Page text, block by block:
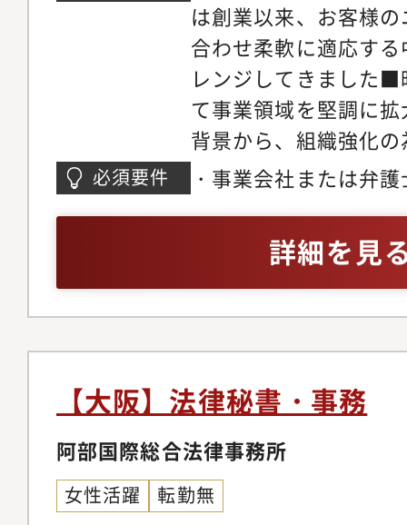
グループの幅広い商
経験する機会もあり
プログラムなどが充
修、海外留学制度、
での短期トレーニー
なM&A等の各種プロ
する可能性もありま
ア入社者であり、キ
い環境となっていま
て】※面接前に必ずご
https://
ny/strategy/csv/
は創業以来、お客様
合わせ柔軟に適応す
レンジしてきました
て事業領域を堅調に
背景から、組織強化
します【仕事の内容
編、M＆A、法務教
む全グループの法務
進等、法務業務全般
ます。現在の国内案
率は、95:5くらいの
／国際案件も増加す
す。＜配属先情報＞
員（50代女性）、副
長（50代女性）、主
代女性2名)※うち5名
必須要件
・事業会社または弁
詳細を見
【大阪】法律秘書・事務
阿部国際総合法律事務所
女性活躍 転勤無